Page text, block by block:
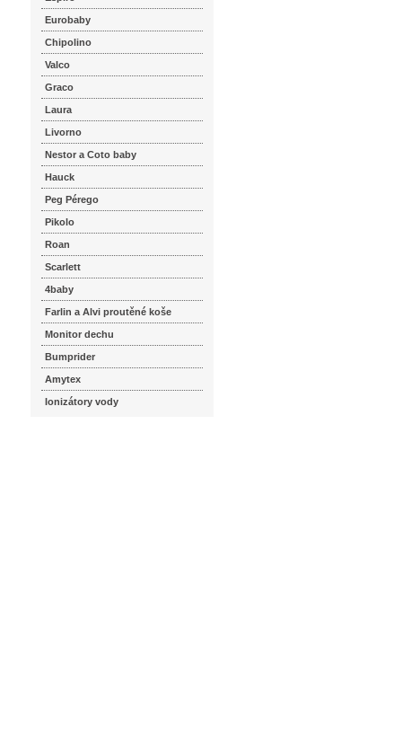
Eurobaby
Chipolino
Valco
Graco
Laura
Livorno
Nestor a Coto baby
Hauck
Peg Pérego
Pikolo
Roan
Scarlett
4baby
Farlin a Alvi proutěné koše
Monitor dechu
Bumprider
Amytex
Ionizátory vody